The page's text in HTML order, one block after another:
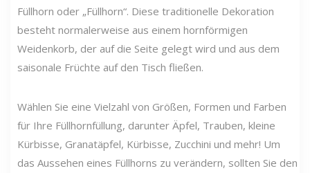
Füllhorn oder „Füllhorn“. Diese traditionelle Dekoration
besteht normalerweise aus einem hornförmigen
Weidenkorb, der auf die Seite gelegt wird und aus dem
saisonale Früchte auf den Tisch fließen.
Wählen Sie eine Vielzahl von Größen, Formen und Farben
für Ihre Füllhornfüllung, darunter Äpfel, Trauben, kleine
Kürbisse, Granatäpfel, Kürbisse, Zucchini und mehr! Um
das Aussehen eines Füllhorns zu verändern, sollten Sie den